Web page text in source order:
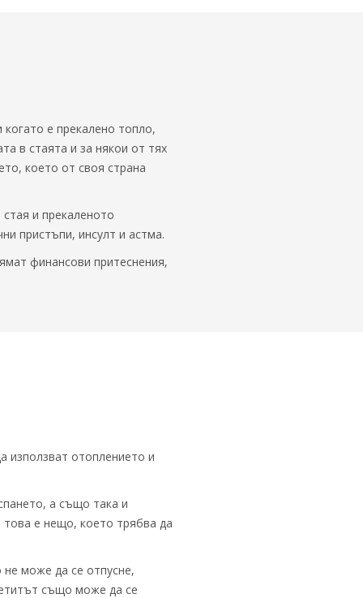
е прекалено топло,
в стаята и за някои от тях
което от своя страна
и прекаленото
пристъпи, инсулт и астма.
финансови притеснения,
използват отоплението и
а също така и
е нещо, което трябва да
може да се отпусне,
също може да се